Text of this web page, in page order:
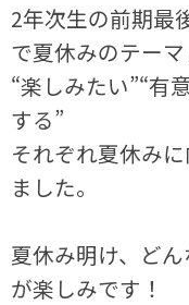
2年次生の前期最
で夏休みのテーマ
“楽しみたい”“有
する”
それぞれ夏休み
ました。
夏休み明け、ど
が楽しみです！